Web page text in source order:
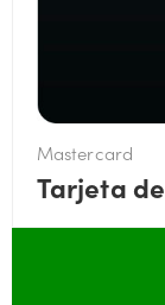
Mastercard
Tarjeta